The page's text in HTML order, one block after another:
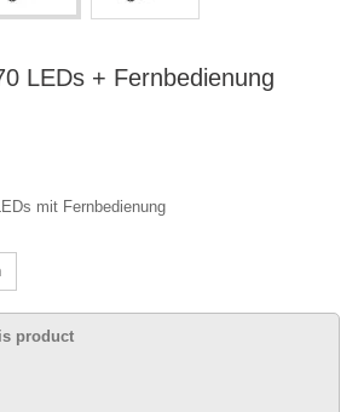
LEDs + Fernbedienung
mit Fernbedienung
product